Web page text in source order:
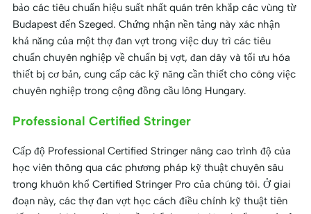
bảo các tiêu chuẩn hiệu suất nhất quán trên khắp các vùng từ
Budapest đến Szeged. Chứng nhận nền tảng này xác nhận
khả năng của một thợ đan vợt trong việc duy trì các tiêu
chuẩn chuyên nghiệp về chuẩn bị vợt, đan dây và tối ưu hóa
thiết bị cơ bản, cung cấp các kỹ năng cần thiết cho công việc
chuyên nghiệp trong cộng đồng cầu lông Hungary.
Professional Certified Stringer
Cấp độ Professional Certified Stringer nâng cao trình độ của
học viên thông qua các phương pháp kỹ thuật chuyên sâu
trong khuôn khổ Certified Stringer Pro của chúng tôi. Ở giai
đoạn này, các thợ đan vợt học cách điều chỉnh kỹ thuật tiên